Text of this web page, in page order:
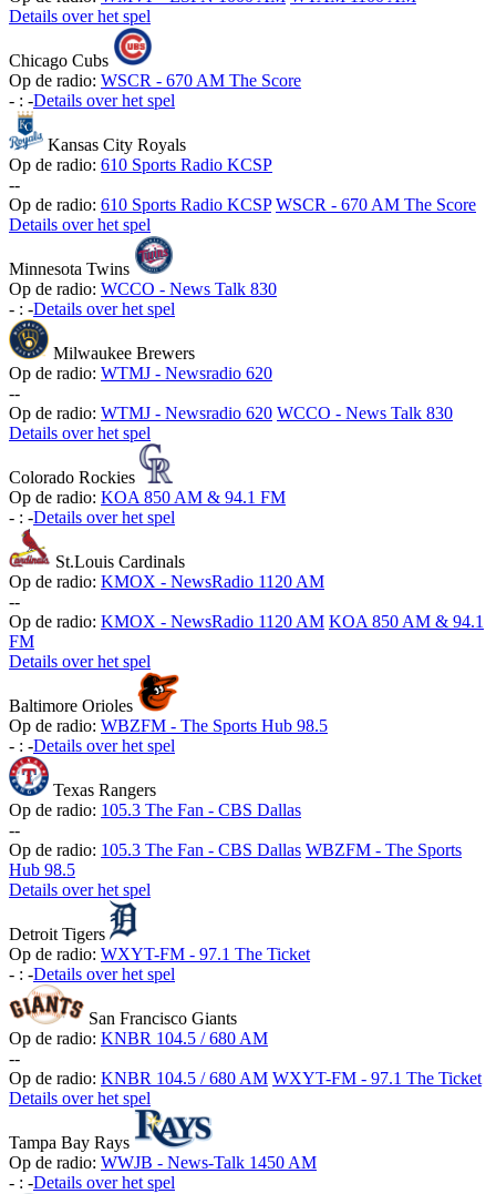
Details over het spel
Chicago Cubs
Op de radio: WSCR - 670 AM The Score
- : -Details over het spel
Kansas City Royals
Op de radio: 610 Sports Radio KCSP
--
Op de radio: 610 Sports Radio KCSP WSCR - 670 AM The Score
Details over het spel
Minnesota Twins
Op de radio: WCCO - News Talk 830
- : -Details over het spel
Milwaukee Brewers
Op de radio: WTMJ - Newsradio 620
--
Op de radio: WTMJ - Newsradio 620 WCCO - News Talk 830
Details over het spel
Colorado Rockies
Op de radio: KOA 850 AM & 94.1 FM
- : -Details over het spel
St.Louis Cardinals
Op de radio: KMOX - NewsRadio 1120 AM
--
Op de radio: KMOX - NewsRadio 1120 AM KOA 850 AM & 94.1
FM
Details over het spel
Baltimore Orioles
Op de radio: WBZFM - The Sports Hub 98.5
- : -Details over het spel
Texas Rangers
Op de radio: 105.3 The Fan - CBS Dallas
--
Op de radio: 105.3 The Fan - CBS Dallas WBZFM - The Sports
Hub 98.5
Details over het spel
Detroit Tigers
Op de radio: WXYT-FM - 97.1 The Ticket
- : -Details over het spel
San Francisco Giants
Op de radio: KNBR 104.5 / 680 AM
--
Op de radio: KNBR 104.5 / 680 AM WXYT-FM - 97.1 The Ticket
Details over het spel
Tampa Bay Rays
Op de radio: WWJB - News-Talk 1450 AM
- : -Details over het spel